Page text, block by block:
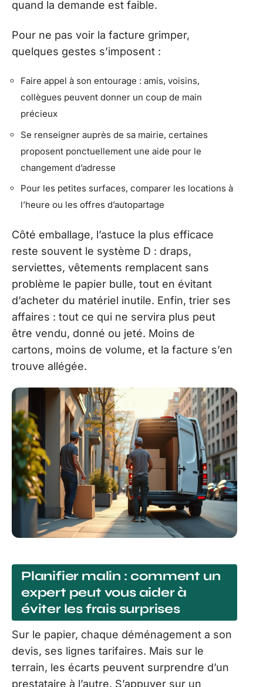
quand la demande est faible.
Pour ne pas voir la facture grimper,
quelques gestes s’imposent :
Faire appel à son entourage : amis, voisins,
collègues peuvent donner un coup de main
précieux
Se renseigner auprès de sa mairie, certaines
proposent ponctuellement une aide pour le
changement d’adresse
Pour les petites surfaces, comparer les locations à
l’heure ou les offres d’autopartage
Côté emballage, l’astuce la plus efficace
reste souvent le système D : draps,
serviettes, vêtements remplacent sans
problème le papier bulle, tout en évitant
d’acheter du matériel inutile. Enfin, trier ses
affaires : tout ce qui ne servira plus peut
être vendu, donné ou jeté. Moins de
cartons, moins de volume, et la facture s’en
trouve allégée.
Planifier malin : comment un
expert peut vous aider à
éviter les frais surprises
Sur le papier, chaque déménagement a son
devis, ses lignes tarifaires. Mais sur le
terrain, les écarts peuvent surprendre d’un
prestataire à l’autre. S’appuyer sur un